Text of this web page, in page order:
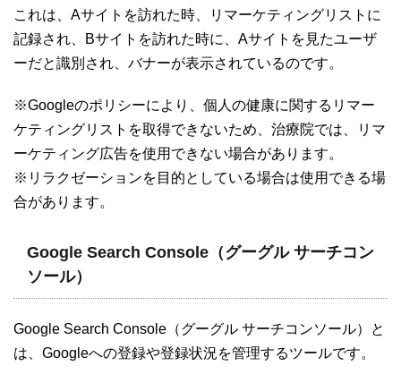
これは、Aサイトを訪れた時、リマーケティングリストに
記録され、Bサイトを訪れた時に、Aサイトを見たユーザ
ーだと識別され、バナーが表示されているのです。
※Googleのポリシーにより、個人の健康に関するリマー
ケティングリストを取得できないため、治療院では、リマ
ーケティング広告を使用できない場合があります。
※リラクゼーションを目的としている場合は使用できる場
合があります。
Google Search Console（グーグル サーチコン
ソール）
Google Search Console（グーグル サーチコンソール）と
は、Googleへの登録や登録状況を管理するツールです。